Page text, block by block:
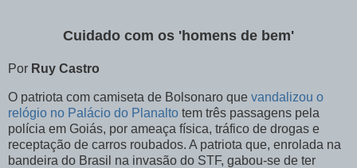
Cuidado com os 'homens de bem'
Por Ruy Castro
O patriota com camiseta de Bolsonaro que vandalizou o
relógio no Palácio do Planalto tem três passagens pela
polícia em Goiás, por ameaça física, tráfico de drogas e
receptação de carros roubados. A patriota que, enrolada na
bandeira do Brasil na invasão do STF, gabou-se de ter